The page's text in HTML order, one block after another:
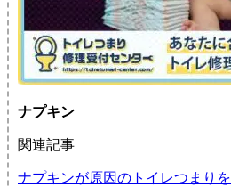
ナプキン
関連記事
ナプキンが原因のトイレつまり